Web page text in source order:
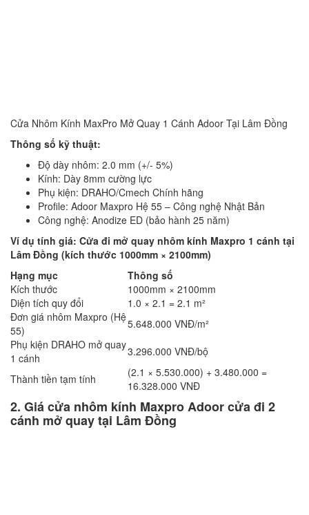
Cửa Nhôm Kính MaxPro Mở Quay 1 Cánh Adoor Tại Lâm Đồng
Thông số kỹ thuật:
Độ dày nhôm: 2.0 mm (+/- 5%)
Kính: Dày 8mm cường lực
Phụ kiện: DRAHO/Cmech Chính hãng
Profile: Adoor Maxpro Hệ 55 – Công nghệ Nhật Bản
Công nghệ: Anodize ED (bảo hành 25 năm)
Ví dụ tính giá: Cửa đi mở quay nhôm kính Maxpro 1 cánh tại
Lâm Đồng (kích thước 1000mm × 2100mm)
Hạng mục
Thông số
Kích thước
1000mm × 2100mm
Diện tích quy đổi
1.0 × 2.1 = 2.1 m²
Đơn giá nhôm Maxpro (Hệ
55)
5.648.000 VNĐ/m²
Phụ kiện DRAHO mở quay
1 cánh
3.296.000 VNĐ/bộ
Thành tiền tạm tính
(2.1 × 5.530.000) + 3.480.000 =
16.328.000 VNĐ
2. Giá cửa nhôm kính Maxpro Adoor cửa đi 2
cánh mở quay tại Lâm Đồng